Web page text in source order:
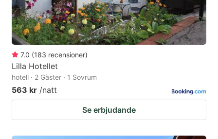
7.0 (183 recensioner)
Lilla Hotellet
hotell · 2 Gäster · 1 Sovrum
563 kr /natt
Se erbjudande